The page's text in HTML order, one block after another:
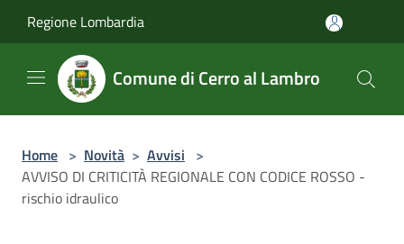
Regione Lombardia
Comune di Cerro al Lambro
Home > Novità > Avvisi >
AVVISO DI CRITICITÀ REGIONALE CON CODICE ROSSO -
rischio idraulico